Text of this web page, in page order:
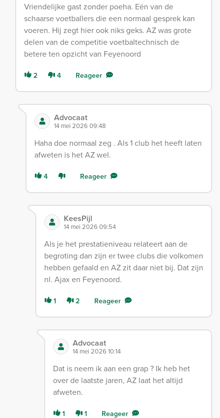
Vriendelijke gast zonder poeha. Eén van de
schaarse voetballers die een normaal gesprek kan
voeren. Hij zegt hier ook niks geks. AZ was grote
delen van de competitie voetbaltechnisch de
betere ten opzicht van Feyenoord
2 4 Reageer
Advocaat
14 mei 2026 09:48
Haha doe normaal zeg . Als 1 club het heeft laten
afweten is het AZ wel.
4 Reageer
KeesPijl
14 mei 2026 09:54
Als je het prestatieniveau relateert aan de
begroting dan zijn er twee clubs die volkomen
hebben gefaald en AZ zit daar niet bij. Dat zijn
nl. Ajax en Feyenoord.
1 2 Reageer
Advocaat
14 mei 2026 10:14
Dat is neem ik aan een grap ? Ik heb het
over de laatste jaren, AZ laat het altijd
afweten.
1 1 Reageer